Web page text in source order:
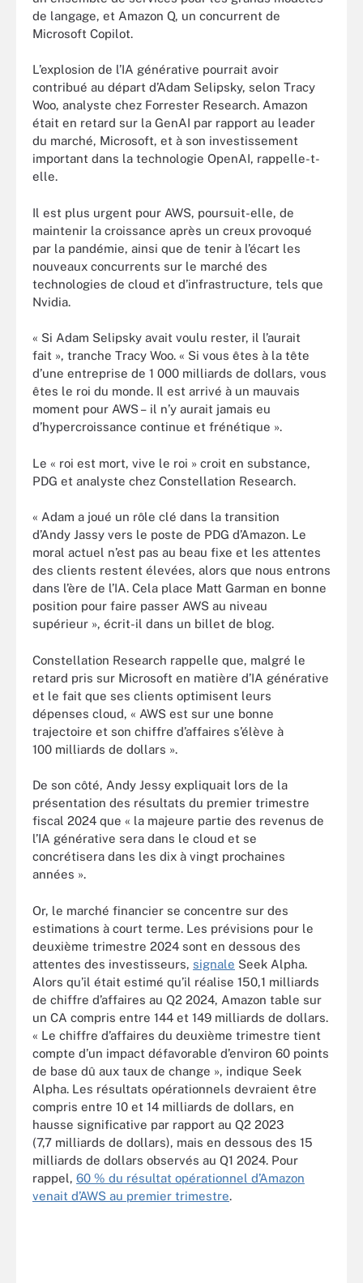
de langage, et Amazon Q, un concurrent de
Microsoft Copilot.
L’explosion de l’IA générative pourrait avoir
contribué au départ d’Adam Selipsky, selon Tracy
Woo, analyste chez Forrester Research. Amazon
était en retard sur la GenAI par rapport au leader
du marché, Microsoft, et à son investissement
important dans la technologie OpenAI, rappelle-t-
elle.
Il est plus urgent pour AWS, poursuit-elle, de
maintenir la croissance après un creux provoqué
par la pandémie, ainsi que de tenir à l’écart les
nouveaux concurrents sur le marché des
technologies de cloud et d’infrastructure, tels que
Nvidia.
« Si Adam Selipsky avait voulu rester, il l’aurait
fait », tranche Tracy Woo. « Si vous êtes à la tête
d’une entreprise de 1 000 milliards de dollars, vous
êtes le roi du monde. Il est arrivé à un mauvais
moment pour AWS – il n’y aurait jamais eu
d’hypercroissance continue et frénétique ».
Le « roi est mort, vive le roi » croit en substance,
PDG et analyste chez Constellation Research.
« Adam a joué un rôle clé dans la transition
d’Andy Jassy vers le poste de PDG d’Amazon. Le
moral actuel n’est pas au beau fixe et les attentes
des clients restent élevées, alors que nous entrons
dans l’ère de l’IA. Cela place Matt Garman en bonne
position pour faire passer AWS au niveau
supérieur », écrit-il dans un billet de blog.
Constellation Research rappelle que, malgré le
retard pris sur Microsoft en matière d’IA générative
et le fait que ses clients optimisent leurs
dépenses cloud, « AWS est sur une bonne
trajectoire et son chiffre d’affaires s’élève à
100 milliards de dollars ».
De son côté, Andy Jessy expliquait lors de la
présentation des résultats du premier trimestre
fiscal 2024 que « la majeure partie des revenus de
l’IA générative sera dans le cloud et se
concrétisera dans les dix à vingt prochaines
années ».
Or, le marché financier se concentre sur des
estimations à court terme. Les prévisions pour le
deuxième trimestre 2024 sont en dessous des
attentes des investisseurs, signale Seek Alpha.
Alors qu’il était estimé qu’il réalise 150,1 milliards
de chiffre d’affaires au Q2 2024, Amazon table sur
un CA compris entre 144 et 149 milliards de dollars.
« Le chiffre d’affaires du deuxième trimestre tient
compte d’un impact défavorable d’environ 60 points
de base dû aux taux de change », indique Seek
Alpha. Les résultats opérationnels devraient être
compris entre 10 et 14 milliards de dollars, en
hausse significative par rapport au Q2 2023
(7,7 milliards de dollars), mais en dessous des 15
milliards de dollars observés au Q1 2024. Pour
rappel, 60 % du résultat opérationnel d’Amazon
venait d’AWS au premier trimestre.